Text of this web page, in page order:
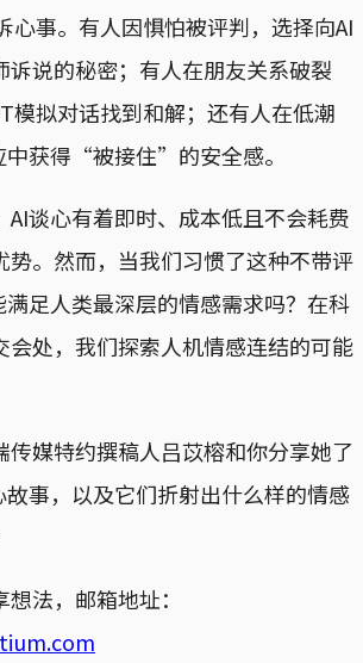
心事。有人因惧怕被评判，选择向AI
诉说的秘密；有人在朋友关系破裂
模拟对话找到和解；还有人在低潮
中获得“被接住”的安全感。
AI谈心有着即时、成本低且不会耗费
势。然而，当我们习惯了这种不带评
足人类最深层的情感需求吗？在科
会处，我们探索人机情感连结的可能
媒特约撰稿人吕苡榕和你分享她了
事，以及它们折射出什么样的情感
法，邮箱地址：